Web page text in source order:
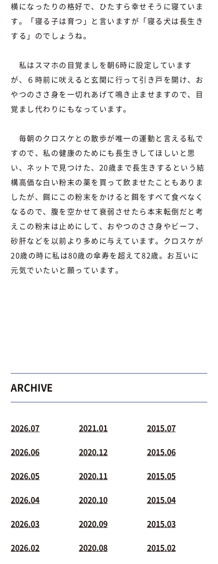
横になったりの格好で、ひたすら幸せそうに寝ていま
す。「寝る子は育つ」と言いますが「寝る犬は長生き
する」のでしょうね。
私はスマホの目覚ましを朝6時に設定しています
が、６時前に吠えると玄関に行って引き戸を開け、お
やつのささ身を一切れあげて鳴き止ませますので、目
覚まし代わりにもなっています。
毎朝のクロスケとの散歩が唯一の運動と言える私で
すので、私の健康のためにも長生きしてほしいと思
い、ネットで見つけた、20歳まで長生きするという結
構高価な白い粉末の薬を買って飲ませたこともありま
したが、餌にこの粉末をかけると餌をすべて食べなく
なるので、腹を空かせて衰弱させたら本末転倒だと考
えこの粉末は止めにして、おやつのささ身やビーフ、
砂肝などを以前より多めに与えています。クロスケが
20歳の時に私は80歳の傘寿を超えて82歳。お互いに
元気でいたいと願っています。
ARCHIVE
2026.07
2026.06
2026.05
2026.04
2026.03
2026.02
2021.01
2020.12
2020.11
2020.10
2020.09
2020.08
2015.07
2015.06
2015.05
2015.04
2015.03
2015.02